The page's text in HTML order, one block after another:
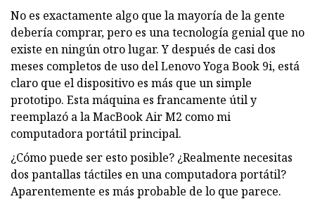
No es exactamente algo que la mayoría de la gente
debería comprar, pero es una tecnología genial que no
existe en ningún otro lugar. Y después de casi dos
meses completos de uso del Lenovo Yoga Book 9i, está
claro que el dispositivo es más que un simple
prototipo. Esta máquina es francamente útil y
reemplazó a la MacBook Air M2 como mi
computadora portátil principal.
¿Cómo puede ser esto posible? ¿Realmente necesitas
dos pantallas táctiles en una computadora portátil?
Aparentemente es más probable de lo que parece.